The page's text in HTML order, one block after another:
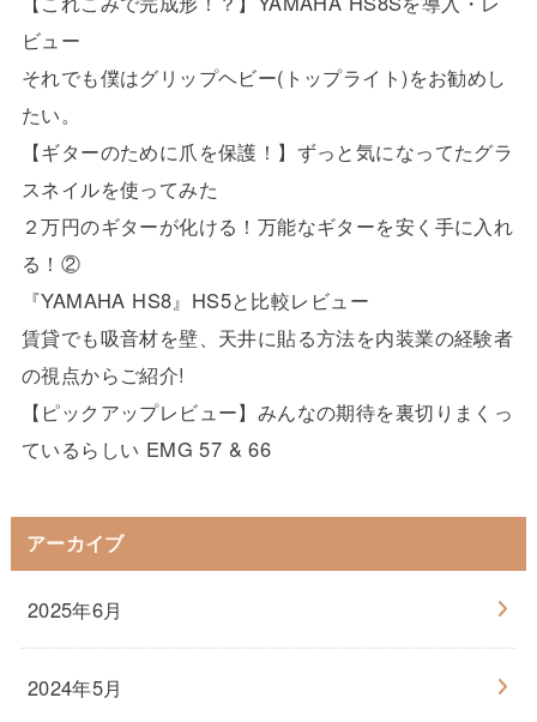
ビュー
それでも僕はグリップヘビー(トップライト)をお勧めし
たい。
【ギターのために爪を保護！】ずっと気になってたグラ
スネイルを使ってみた
２万円のギターが化ける！万能なギターを安く手に入れ
る！②
『YAMAHA HS8』HS5と比較レビュー
賃貸でも吸音材を壁、天井に貼る方法を内装業の経験者
の視点からご紹介!
【ピックアップレビュー】みんなの期待を裏切りまくっ
ているらしい EMG 57 & 66
アーカイブ
2025年6月
2024年5月